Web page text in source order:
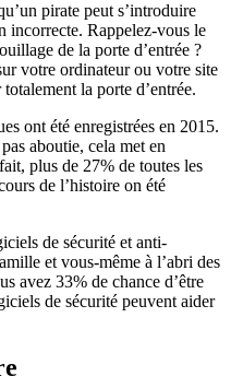
pirate peut s’introduire
incorrecte. Rappelez-vous le
de la porte d’entrée ?
votre ordinateur ou votre site
la porte d’entrée.
ont été enregistrées en 2015.
aboutie, cela met en
plus de 27% de toutes les
de l’histoire on été
de sécurité et anti-
et vous-même à l’abri des
avez 33% de chance d’être
de sécurité peuvent aider